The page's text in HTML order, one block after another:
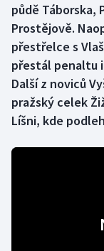
Curling
Dostihy
Florbal
Futsal
půdě Táborska,
Prostějově.
přestřelce s
přestál penaltu
Další z noviců
pražský celek
Líšni, kde